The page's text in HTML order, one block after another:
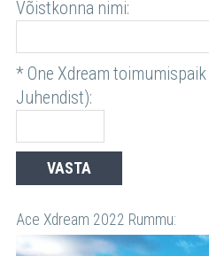
Võistkonna nimi:
* One Xdream toimumispaik
Juhendist):
Ace Xdream 2022 Rummu: